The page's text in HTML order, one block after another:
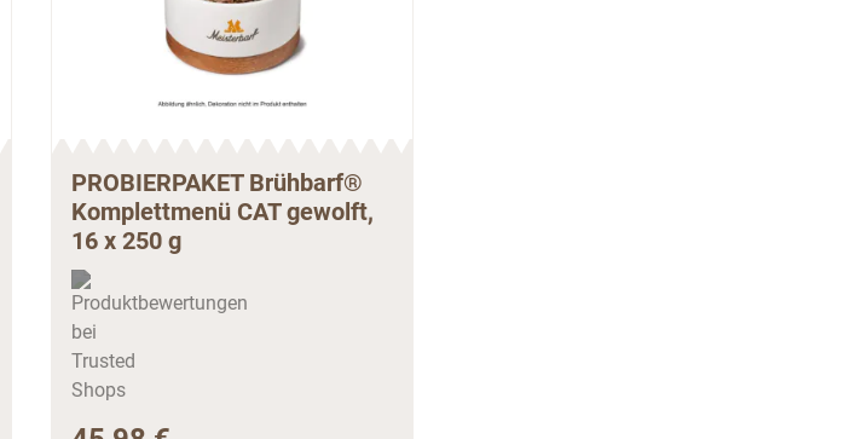
PROBIERPAKET Brühbarf®
Komplettmenü CAT gewolft,
16 x 250 g